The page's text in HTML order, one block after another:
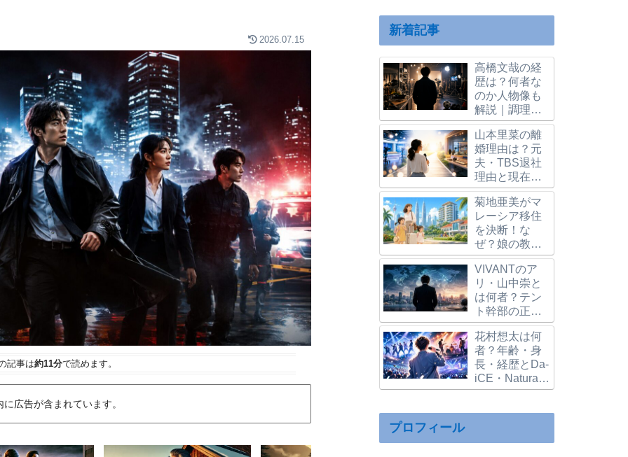
2026.07.15
記事は約11分で読めます。
に広告が含まれています。
新着記事
高橋文哉の経
歴は？何者な
のか人物像も
解説｜調理師
志望から仮面
ライダー、ブ
ルーロック主
演へ
山本里菜の離
婚理由は？元
夫・TBS退社
理由と現在の
仕事｜学歴や
家族構成も整
理
菊地亜美がマ
レーシア移住
を決断！な
ぜ？娘の教
育・5000万円
マンションと
二拠点生活を
解説
VIVANTのア
リ・山中崇と
は何者？テン
ト幹部の正
体・新庄との
関係を解説
花村想太は何
者？年齢・身
長・経歴とDa-
iCE・Natural
Lag・ソロ活動
プロフィール